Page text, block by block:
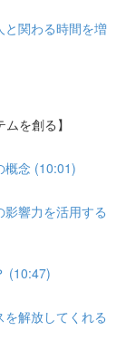
関わる時間を増
を創る】
念 (10:01)
響力を活用する
(10:47)
解放してくれる